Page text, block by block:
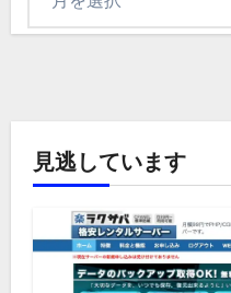
見逃しています